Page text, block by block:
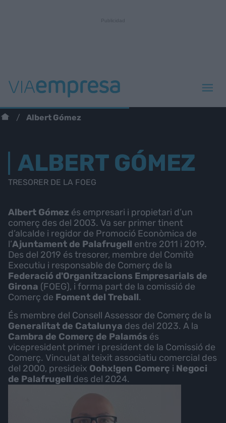
Albert Gómez
ALBERT GÓMEZ
TRESORER DE LA FOEG
Albert Gómez és empresari i propietari d’un
comerç des del 2003. Va ser primer tinent
d’alcalde i regidor de Promoció Econòmica de
l’Ajuntament de Palafrugell entre 2011 i 2019.
Des del 2019 és tresorer, membre del Comitè
Executiu i responsable de Comerç de la
Federació d'Organitzacions Empresarials de
Girona (FOEG), i forma part de la comissió de
Comerç de Foment del Treball.
És membre del Consell Assessor de Comerç de la
Generalitat de Catalunya des del 2023. A la
Cambra de Comerç de Palamós és
vicepresident primer i president de la Comissió de
Comerç. Vinculat al teixit associatiu comercial des
del 2000, presideix Oohx!gen Comerç i Negoci
de Palafrugell des del 2024.